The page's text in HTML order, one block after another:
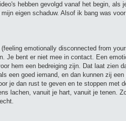
hebben gevolgd vanaf het begin,
eigen schaduw. Alsof ik bang was
emotionally disconnected from
Je bent er niet mee in contact. Een
hem een bedreiging zijn. Dat laat zien
een goed iemand, en dan kunnen zij
je dan rust te geven en te stoppen
lachen, vanuit je hart, vanuit je tenen.